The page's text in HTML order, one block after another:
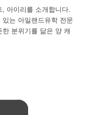
아이리를 소개합니다.
는 아일랜드유학 전문
분위기를 닮은 양 캐